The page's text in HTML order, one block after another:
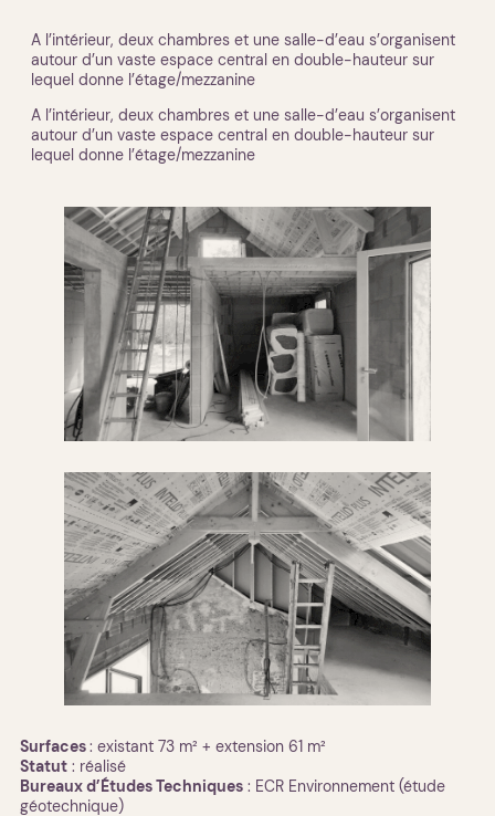
A l’intérieur, deux chambres et une salle-d’eau s’organisent
autour d’un vaste espace central en double-hauteur sur
lequel donne l’étage/mezzanine
A l’intérieur, deux chambres et une salle-d’eau s’organisent
autour d’un vaste espace central en double-hauteur sur
lequel donne l’étage/mezzanine
Surfaces: existant 73 m² + extension 61 m²
Statut : réalisé
Bureaux d’Études Techniques : ECR Environnement (étude
géotechnique)